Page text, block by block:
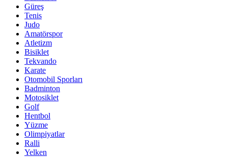
Güreş
Tenis
Judo
Amatörspor
Atletizm
Bisiklet
Tekvando
Karate
Otomobil Sporları
Badminton
Motosiklet
Golf
Hentbol
Yüzme
Olimpiyatlar
Ralli
Yelken